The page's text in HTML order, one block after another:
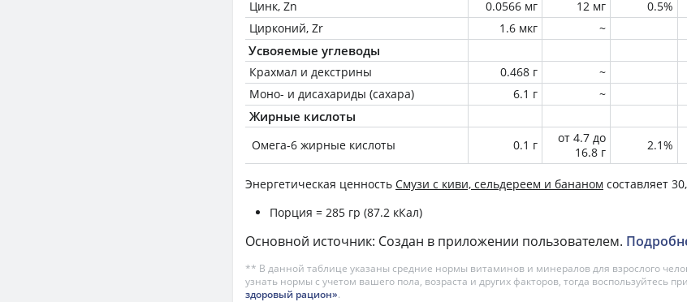
Цинк, Zn
0.0566 мг 12 мг 0.5%
Цирконий, Zr
1.6 мкг ~
Усвояемые углеводы
Крахмал и декстрины 0.468 г
~
Моно- и дисахариды (сахара)
6.1 г ~
Жирные кислоты
Омега-6 жирные кислоты 0.1 г
от 4.7 до
16.8 г
2.1%
Энергетическая ценность Смузи с киви, сельдереем и бананом составляет
Порция = 285 гр (87.2 кКал)
Основной источник: Создан в приложении пользователем.
** В данной таблице указаны средние нормы витаминов и минералов для взрослого
узнать нормы с учетом вашего пола, возраста и других факторов, тогда воспользуйтесь
здоровый рацион».